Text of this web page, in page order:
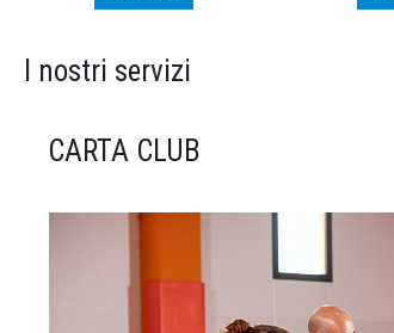
I nostri servizi
CARTA CLUB